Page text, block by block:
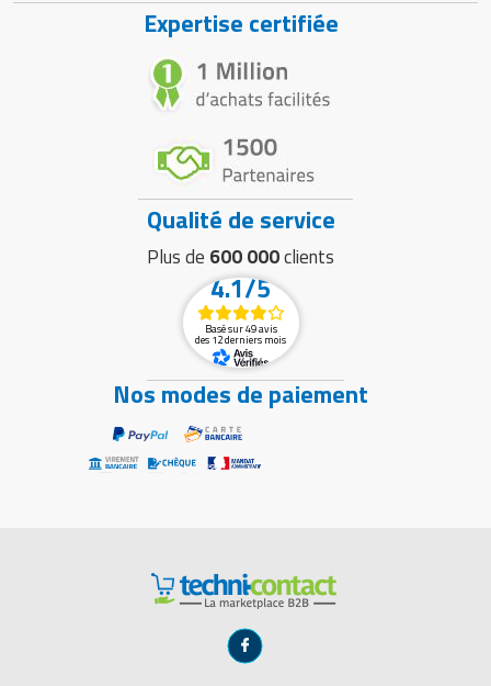
Expertise certifiée
Qualité de service
Plus de 600 000clients
4.1/5
Basé sur 49 avis
des 12 derniers mois
Nos modes de paiement